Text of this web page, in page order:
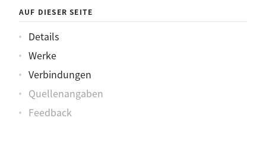
AUF DIESER SEITE
Details
Werke
Verbindungen
Quellenangaben
Feedback